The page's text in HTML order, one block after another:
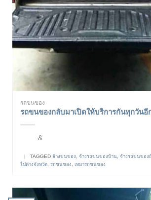
รถขนของ
รถขนของกลับมาเปิดให้บริการกันทุกวันอี
&
| TAGGED จ้างขนของ จ้างรถขนของบ้าน จ้างรถขนของ
ไปต่างจังหวัด รถขนของ เหมารถขนของ